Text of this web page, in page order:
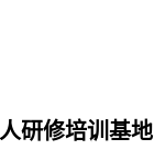
研修培训基地